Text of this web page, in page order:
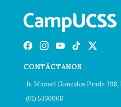
CONTÁCTANOS
Jr. Manuel Gonzales Prada
(01) 5330008